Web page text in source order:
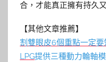
合，才能真正擁有持久
【其他文章推薦】
割雙眼皮6個重點一定要
LPG提供三種動力輪軸